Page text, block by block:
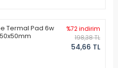
Termal Pad 6w
%72 indirim
198,38 TL
54,66 TL